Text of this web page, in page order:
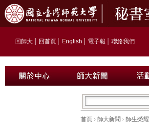
回師大 回首頁 English 電子報 聯絡我們
首頁 › 師大新聞 › 師生榮耀